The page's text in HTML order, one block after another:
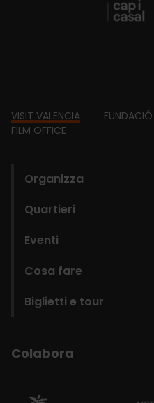
Footer
VISIT VALENCIA FUNDACIÓ
FILM OFFICE
Organizza
Quartieri
Eventi
Cosa fare
Biglietti e tour
Colabora